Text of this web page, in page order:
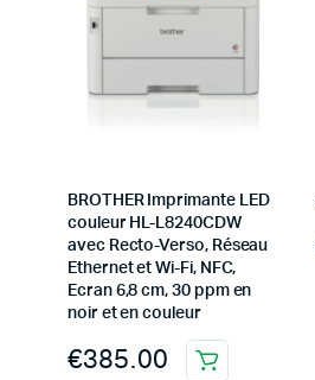
BROTHER Imprimante LED
couleur HL-L8240CDW
avec Recto-Verso, Réseau
Ethernet et Wi-Fi, NFC,
Ecran 6,8 cm, 30 ppm en
noir et en couleur
€385.00